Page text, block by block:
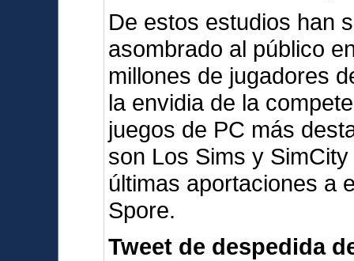
De estos estudios han
asombrado al público
millones de jugadores
la envidia de la
juegos de PC más
son Los Sims y
últimas aportaciones a
Spore.
Tweet de despedida